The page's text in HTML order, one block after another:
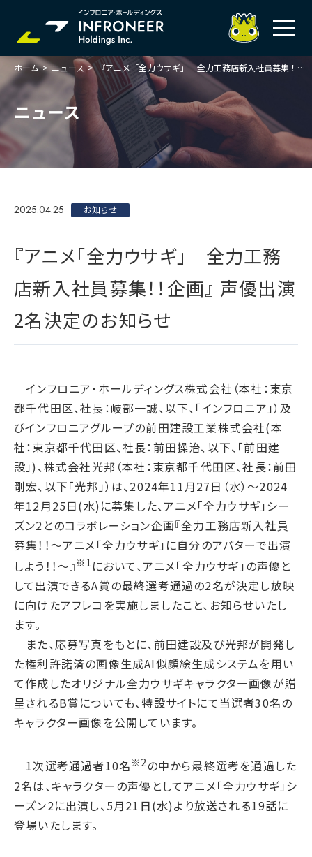
企業情報
トップメッセージ
岐べログ
事業紹介
ガバナンス
Infroneer AtoZ
ITSUTSU-BOSHI（グループ報）
B.LEAGUE応援サイト
キャレたんと探究学習
IR情報
株主・投資家の皆様へ
業績ハイライト
決算説明会資料
IRニュースライブラリー
個人投資家の皆様へ
株主還元・配当性向
統合報告書
IR資料室
株主・株式情報
お問い合わせ
電子公告
サステナビリティ
トップメッセージ
価値創造プロセス
事業セグメント紹介
ビジネスモデルと競争優位性
イニシアチブへの賛同・
加盟/評価・認定
環境マネジメント
気候変動
循環経済
汚染防止
自然再興
生物多様性タイムライン
水の安全保障
環境データ
社会
人権尊重
労働慣行
人財戦略
健康・安全
社会データ
コーポレートガバナンス
コンプライアンス
リスクマネジメント
コンプライアンスホットライン
各種ポリシー
腐敗防止ポリシー
情報セキュリティ方針
プライバシーポリシー
SNSポリシー
ディスクロージャーポリシー
JP / EN
用語集
ホーム > ニュース > 『アニメ「全力ウサギ」 全力工務店新入社員募集！！企画』 声優出演2名決定のお知らせ
ニュース
2025.04.25 お知らせ
『アニメ「全力ウサギ」 全力工務
店新入社員募集！！企画』 声優出演
2名決定のお知らせ
インフロニア・ホールディングス株式会社（本社：東京
都千代田区、社長：岐部一誠、以下、「インフロニア」）及
びインフロニアグループの前田建設工業株式会社(本
社：東京都千代田区、社長：前田操治、以下、「前田建
設」)、株式会社光邦（本社：東京都千代田区、社長：前田
剛宏、以下「光邦」）は、2024年11月27日（水）～2024
年12月25日(水)に募集した、アニメ「全力ウサギ」シー
ズン2とのコラボレーション企画『全力工務店新入社員
募集！！～アニメ「全力ウサギ」に自分のアバターで出演
しよう！！～』 ※1 において、アニメ「全力ウサギ」の声優と
して出演できるA賞の最終選考通過の2名が決定し放映
に向けたアフレコを実施しましたこと、お知らせいたし
ます。
また、応募写真をもとに、前田建設及び光邦が開発し
た権利許諾済の画像生成AI似顔絵生成システムを用い
て作成したオリジナル全力ウサギキャラクター画像が贈
呈されるB賞についても、特設サイトにて当選者30名の
キャラクター画像を公開しています。
1次選考通過者10名 ※2の中から最終選考を通過した
2名は、キャラクターの声優としてアニメ「全力ウサギ」シ
ーズン2に出演し、5月21日(水)より放送される19話に
登場いたします。